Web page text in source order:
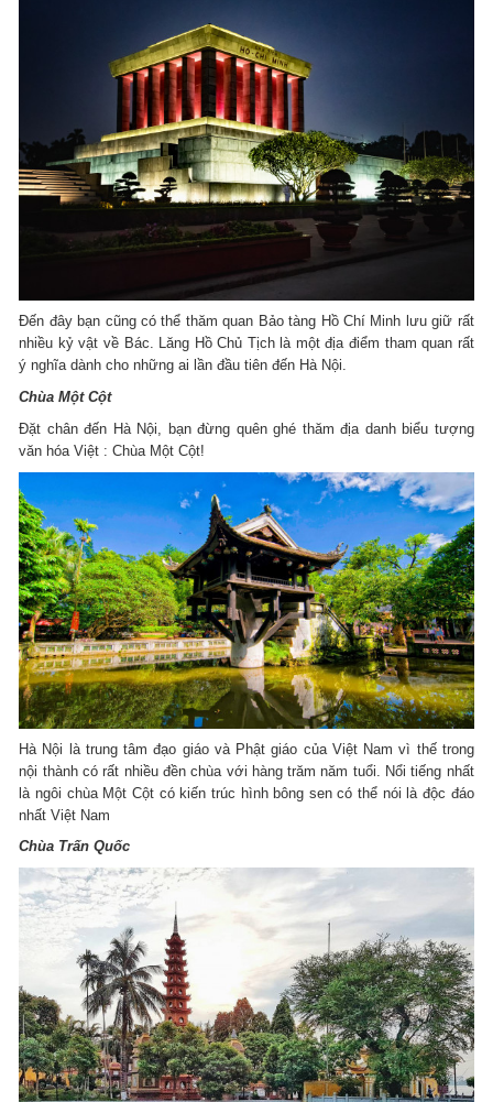
Đến đây bạn cũng có thể thăm quan Bảo tàng Hồ Chí Minh lưu giữ rất
nhiều kỷ vật về Bác. Lăng Hồ Chủ Tịch là một địa điểm tham quan rất
ý nghĩa dành cho những ai lần đầu tiên đến Hà Nội.
Chùa Một Cột
Đặt chân đến Hà Nội, bạn đừng quên ghé thăm địa danh biểu tượng
văn hóa Việt : Chùa Một Cột!
Hà Nội là trung tâm đạo giáo và Phật giáo của Việt Nam vì thế trong
nội thành có rất nhiều đền chùa với hàng trăm năm tuổi. Nổi tiếng nhất
là ngôi chùa Một Cột có kiến trúc hình bông sen có thể nói là độc đáo
nhất Việt Nam
Chùa Trấn Quốc